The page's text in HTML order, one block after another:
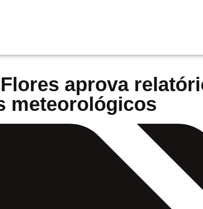
aprova
meteorológicos